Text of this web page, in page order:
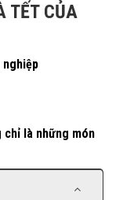
TẾT CỦA
là những món